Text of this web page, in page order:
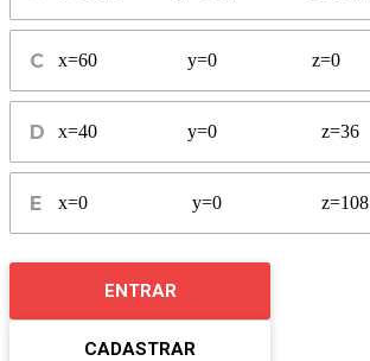
x=60 y=0 z=0
x=40 y=0 z=36
x=0 y=0 z=108
ENTRAR
CADASTRAR